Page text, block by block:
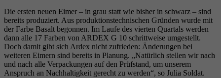
Die ersten neuen Eimer – in grau statt wie bisher in schwarz – sind
bereits produziert. Aus produktionstechnischen Gründen wurde mit
der Farbe Basalt begonnen. Im Laufe des vierten Quartals werden
dann alle 17 Farben von ARDEX G 10 schrittweise umgestellt.
Doch damit gibt sich Ardex nicht zufrieden: Änderungen bei
weiteren Eimern sind bereits in Planung. „Natürlich stellen wir nach
und nach alle Verpackungen auf den Prüfstand, um unserem
Anspruch an Nachhaltigkeit gerecht zu werden“, so Julia Soldat.